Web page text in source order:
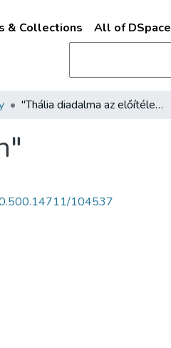
& Collections All of DSpace
"Thália diadalma az előítéleteken"
104537